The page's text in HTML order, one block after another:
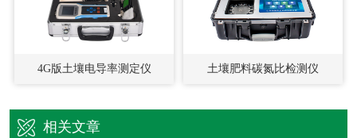
4G版土壤电导率测定仪 土壤肥料碳氮比检测仪
相关文章